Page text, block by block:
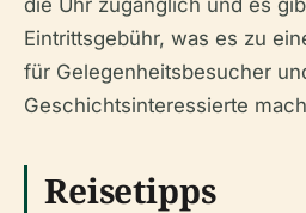
die Uhr zugänglich und es
Eintrittsgebühr, was es zu
für Gelegenheitsbesucher
Geschichtsinteressierte
Reisetipps